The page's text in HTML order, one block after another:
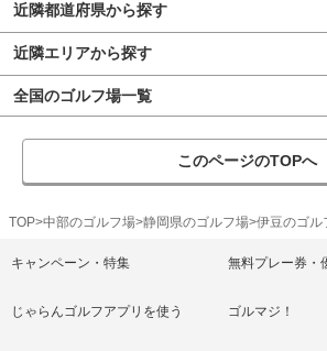
近隣都道府県から探す
近隣エリアから探す
全国のゴルフ場一覧
このページのTOPへ
TOP 中部のゴルフ場 静岡県のゴルフ場 伊豆のゴル
キャンペーン・特集 無料プレー券・
じゃらんゴルフアプリを使う ゴルマジ！